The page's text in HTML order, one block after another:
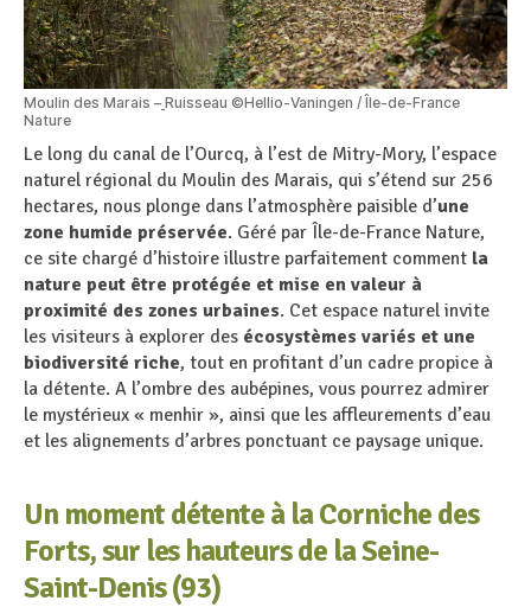
Moulin des Marais – Ruisseau ©Hellio-Vaningen / Île-de-France
Nature
Le long du canal de l’Ourcq, à l’est de Mitry-Mory, l’espace
naturel régional du Moulin des Marais, qui s’étend sur 256
hectares, nous plonge dans l’atmosphère paisible d’une
zone humide préservée. Géré par Île-de-France Nature,
ce site chargé d’histoire illustre parfaitement comment la
nature peut être protégée et mise en valeur à
proximité des zones urbaines. Cet espace naturel invite
les visiteurs à explorer des écosystèmes variés et une
biodiversité riche, tout en profitant d’un cadre propice à
la détente. A l’ombre des aubépines, vous pourrez admirer
le mystérieux « menhir », ainsi que les affleurements d’eau
et les alignements d’arbres ponctuant ce paysage unique.
Un moment détente à la Corniche des
Forts, sur les hauteurs de la Seine-
Saint-Denis (93)